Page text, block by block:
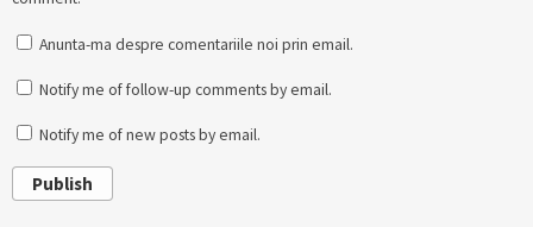
Anunta-ma despre comentariile noi prin email.
Notify me of follow-up comments by email.
Notify me of new posts by email.
Publish